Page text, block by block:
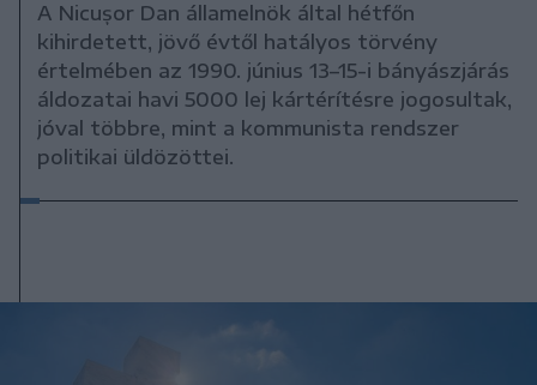
A Nicușor Dan államelnök által hétfőn
kihirdetett, jövő évtől hatályos törvény
értelmében az 1990. június 13–15-i bányászjárás
áldozatai havi 5000 lej kártérítésre jogosultak,
jóval többre, mint a kommunista rendszer
politikai üldözöttei.